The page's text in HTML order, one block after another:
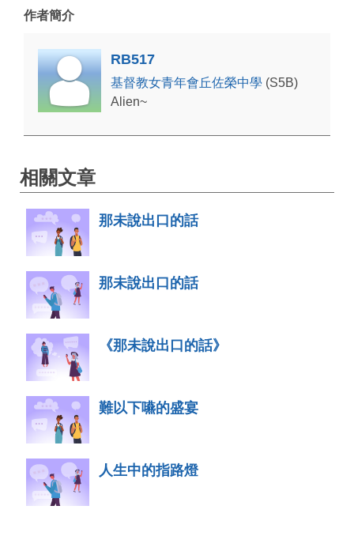
作者簡介
RB517
基督教女青年會丘佐榮中學 (S5B)
Alien~
相關文章
那未說出口的話
那未說出口的話
《那未說出口的話》
難以下嚥的盛宴
人生中的指路燈